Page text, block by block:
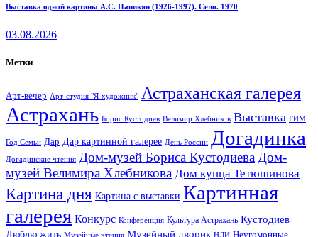
Выставка одной картины А.С. Папикян (1926-1997). Село. 1970
03.08.2026
Метки
Арт-вечер Арт-студия "Я-художник" Астраханская галерея
Астрахань Борис Кустодиев Велимир Хлебников Выставка ГИМ
Год Семьи Дар Дар картинной галерее День России Догадинка
Догадинские чтения Дом-музей Бориса Кустодиева Дом-
музей Велимира Хлебникова Дом купца Тетюшинова
Картина дня Картина с выставки Картинная
галерея Конкурс Конференция Культура Астрахань Кустодиев
Люблю жить Музейные чтения Музейный дворик НЛИ Неугомонные